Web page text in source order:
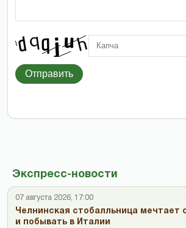
Экспресс-новости
07 августа 2026, 17:00
Челнинская стобалльница мечтает
и побывать в Италии
Отправить